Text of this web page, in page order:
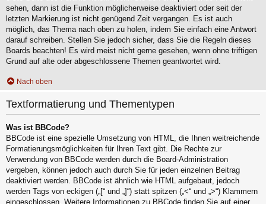
sehen, dann ist die Funktion möglicherweise deaktiviert oder seit der
letzten Markierung ist nicht genügend Zeit vergangen. Es ist auch
möglich, das Thema nach oben zu holen, indem Sie einfach eine Antwort
darauf schreiben. Stellen Sie jedoch sicher, dass Sie die Regeln dieses
Boards beachten! Es wird meist nicht gerne gesehen, wenn ohne triftigen
Grund auf alte oder abgeschlossene Themen geantwortet wird.
Nach oben
Textformatierung und Thementypen
Was ist BBCode?
BBCode ist eine spezielle Umsetzung von HTML, die Ihnen weitreichende
Formatierungsmöglichkeiten für Ihren Text gibt. Die Rechte zur
Verwendung von BBCode werden durch die Board-Administration
vergeben, können jedoch auch durch Sie für jeden einzelnen Beitrag
deaktiviert werden. BBCode ist ähnlich wie HTML aufgebaut, jedoch
werden Tags von eckigen („[“ und „]“) statt spitzen („<“ und „>“) Klammern
eingeschlossen. Weitere Informationen zu BBCode finden Sie auf einer